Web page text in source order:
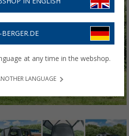
at any time in the webshop.
LANGUAGE